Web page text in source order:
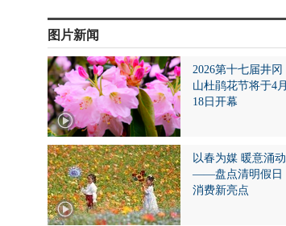
图片新闻
2026第十七届井冈
山杜鹃花节将于4月
18日开幕
以春为媒 暖意涌动
——盘点清明假日
消费新亮点